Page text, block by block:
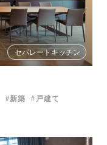
セパレートキッチン
新築
戸建て